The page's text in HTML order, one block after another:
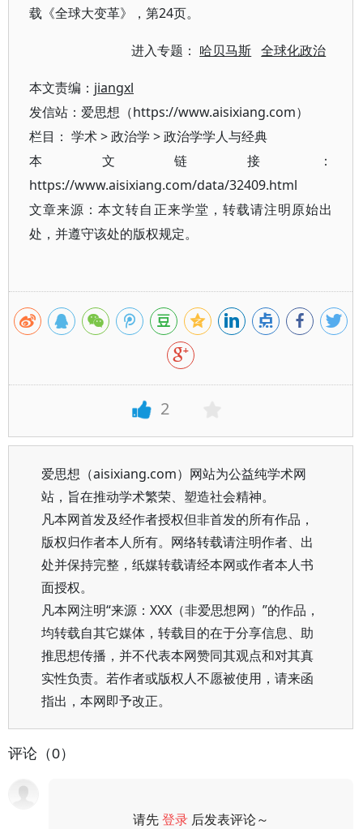
载《全球大变革》，第24页。
进入专题： 哈贝马斯 全球化政治
本文责编： jiangxl
发信站：爱思想（https://www.aisixiang.com）
栏目： 学术>政治学 >政治学学人与经典
本文链接：
https://www.aisixiang.com/data/32409.html
文章来源：本文转自正来学堂，转载请注明原始出
处，并遵守该处的版权规定。
2
爱思想（aisixiang.com）网站为公益纯学术网
站，旨在推动学术繁荣、塑造社会精神。
凡本网首发及经作者授权但非首发的所有作品，
版权归作者本人所有。网络转载请注明作者、出
处并保持完整，纸媒转载请经本网或作者本人书
面授权。
凡本网注明“来源：XXX（非爱思想网）”的作品，
均转载自其它媒体，转载目的在于分享信息、助
推思想传播，并不代表本网赞同其观点和对其真
实性负责。若作者或版权人不愿被使用，请来函
指出，本网即予改正。
评论（0）
请先登录 后发表评论～